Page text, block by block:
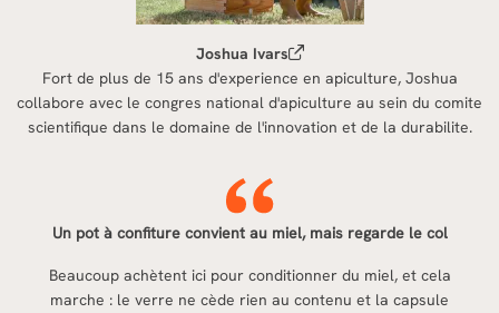
Joshua Ivars
Fort de plus de 15 ans d'experience en apiculture, Joshua
collabore avec le congres national d'apiculture au sein du comite
scientifique dans le domaine de l'innovation et de la durabilite.
Un pot à confiture convient au miel, mais regarde le col
Beaucoup achètent ici pour conditionner du miel, et cela
marche : le verre ne cède rien au contenu et la capsule